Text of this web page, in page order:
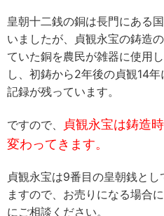
皇朝十二銭の銅は長門にある
いましたが、貞観永宝の鋳造
ていた銅を農民が雑器に使用
し、初鋳から2年後の貞観14
記録が残っています。
ですので、
貞観永宝は鋳造
変わってきます。
貞観永宝は9番目の皇朝銭と
ますので、お売りになる場合
にご相談ください。